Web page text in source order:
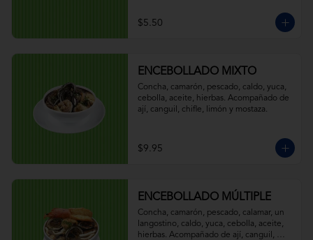
$5.50
ENCEBOLLADO MIXTO
Concha, camarón, pescado, caldo, yuca,
cebolla, aceite, hierbas. Acompañado de
ají, canguil, chifle, limón y mostaza.
$9.95
ENCEBOLLADO MÚLTIPLE
Concha, camarón, pescado, calamar, un
langostino, caldo, yuca, cebolla, aceite,
hierbas. Acompañado de ají, canguil,